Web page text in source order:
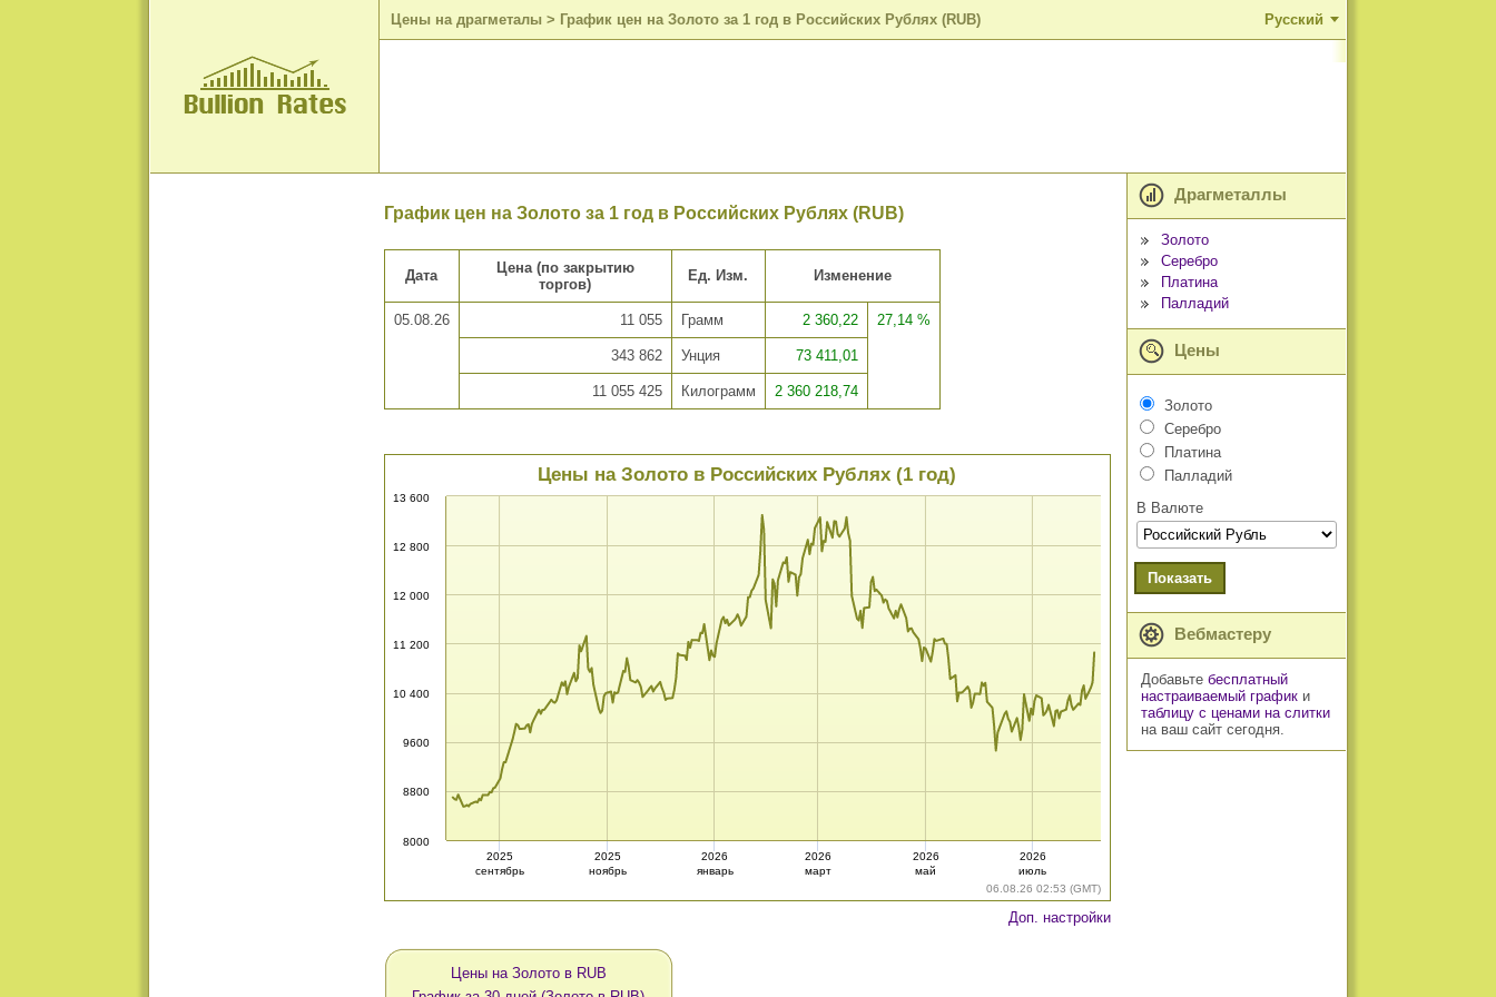
Цены на драгметалы > График цен на Золото за 1 год в Российских Рублях (RUB) Русский
График цен на Золото за 1 год в Российских Рублях (RUB)
Дата
Цена (по закрытию
торгов)
Ед. Изм. Изменение
05.08.26 11 055 Грамм 2 360,22 27,14 %
343 862 Унция 73 411,01
11 055 425 Килограмм 2 360 218,74
06.08.26 02:53 (GMT)
Цены на Золото в Российских Рублях (1 год)
8000
8800
9600
10 400
11 200
12 000
12 800
13 600
2025
сентябрь
2025
ноябрь
2026
январь
2026
март
2026
май
2026
июль
Доп. настройки
Цены на Золото в RUB
Драгметаллы
Золото
Серебро
Платина
Палладий
Цены
Золото
Серебро
Платина
Палладий
В Валюте
Показать
Вебмастеру
Добавьте бесплатный
настраиваемый графики
таблицу с ценами на слитки
на ваш сайт сегодня.